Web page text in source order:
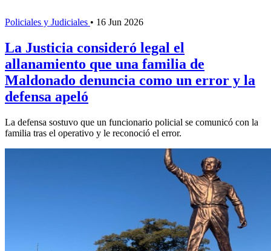
Policiales y Judiciales • 16 Jun 2026
La Justicia consideró legal el
allanamiento que una familia de
Maldonado denuncia como un error y la
defensa apeló
La defensa sostuvo que un funcionario policial se comunicó con la
familia tras el operativo y le reconoció el error.